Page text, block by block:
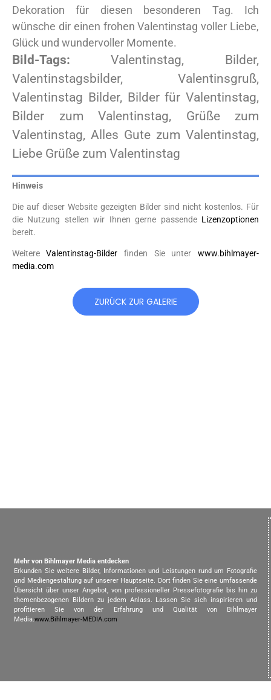
Dekoration für diesen besonderen Tag. Ich
wünsche dir einen frohen Valentinstag voller Liebe,
Glück und wundervoller Momente.
Bild-Tags: Valentinstag, Bilder,
Valentinstagsbilder, Valentinsgruß,
Valentinstag Bilder, Bilder für Valentinstag,
Bilder zum Valentinstag, Grüße zum
Valentinstag, Alles Gute zum Valentinstag,
Liebe Grüße zum Valentinstag
Hinweis
Die auf dieser Website gezeigten Bilder sind nicht kostenlos. Für
die Nutzung stellen wir Ihnen gerne passende Lizenzoptionen
bereit.
Weitere Valentinstag-Bilder finden Sie unter www.bihlmayer-
media.com
ZURÜCK ZUR GALERIE
Mehr von Bihlmayer Media entdecken
Erkunden Sie weitere Bilder, Informationen und Leistungen rund um Fotografie
und Mediengestaltung auf unserer Hauptseite. Dort finden Sie eine umfassende
Übersicht über unser Angebot, von professioneller Pressefotografie bis hin zu
themenbezogenen Bildern zu jedem Anlass. Lassen Sie sich inspirieren und
profitieren Sie von der Erfahrung und Qualität von Bihlmayer
Media.www.Bihlmayer-MEDIA.com